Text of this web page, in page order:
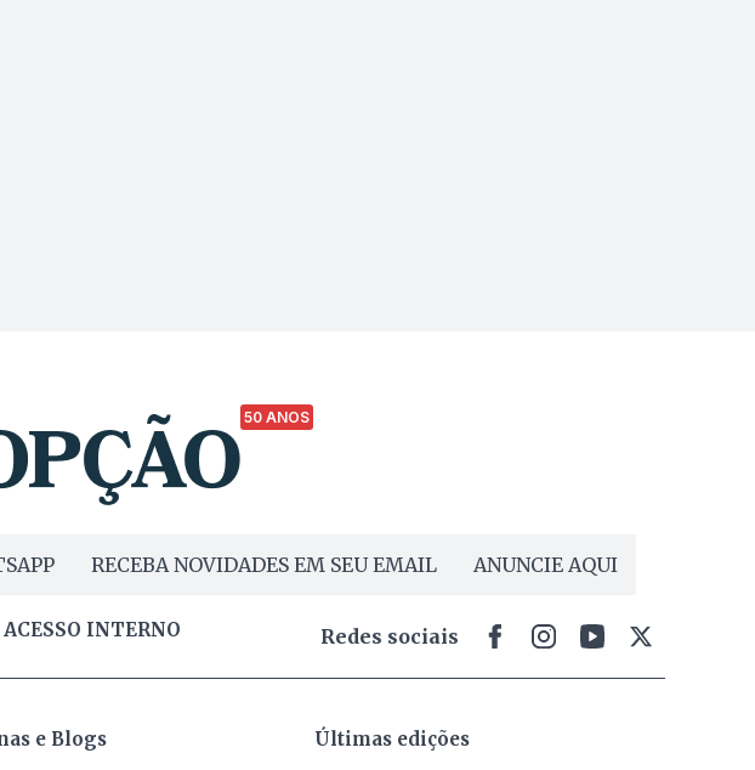
50 ANOS
RECEBA NOVIDADES EM SEU EMAIL ANUNCIE AQUI
ACESSO INTERNO Redes sociais
e Blogs Últimas edições